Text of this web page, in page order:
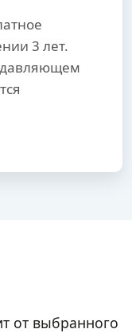
3 лет.
от выбранного